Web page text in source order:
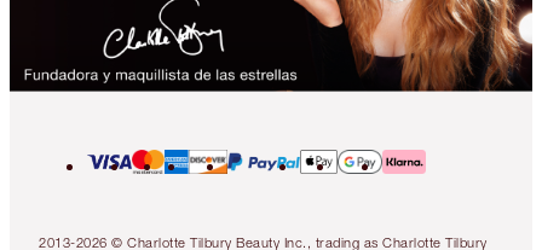
2013-2026 © Charlotte Tilbury Beauty Inc., trading as Charlotte Tilbury